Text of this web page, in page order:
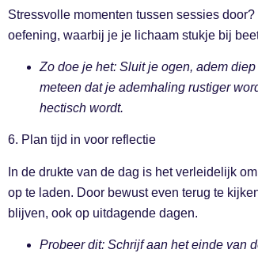
Stressvolle momenten tussen sessies
oefening, waarbij je je lichaam stukje bij
Zo doe je het: Sluit je ogen, adem
meteen dat je ademhaling rustiger
hectisch wordt.
6. Plan tijd in voor reflectie
In de drukte van de dag is het verleidelijk
op te laden. Door bewust even terug te
blijven, ook op uitdagende dagen.
Probeer dit: Schrijf aan het einde van